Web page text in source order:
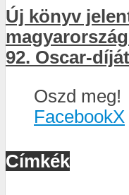
Új könyv
92. Oscar-
Oszd meg!
FacebookX
Címkék